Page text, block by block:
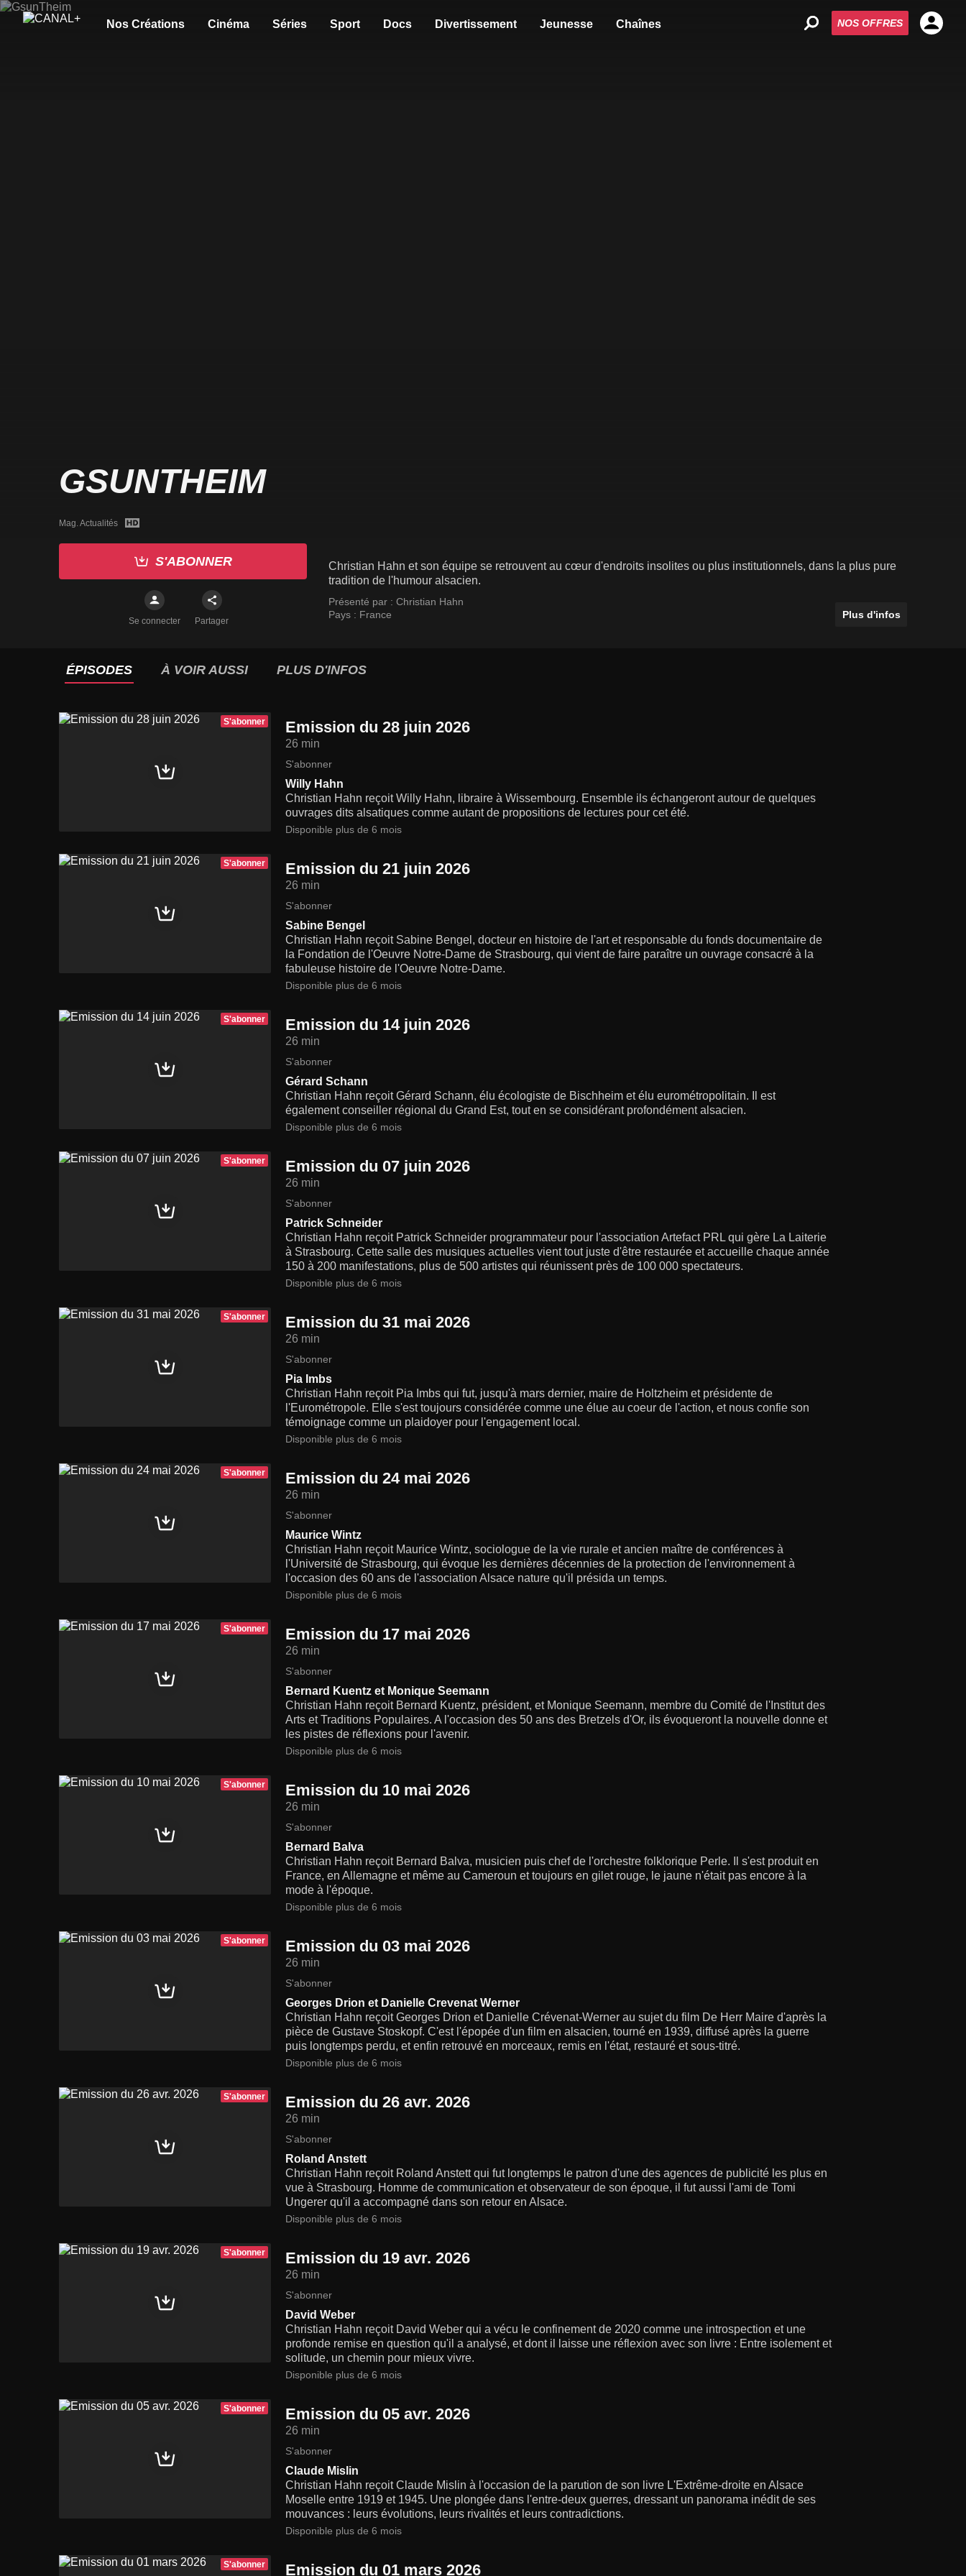
Nos Créations Cinéma Séries Sport Docs Divertissement Jeunesse Chaînes NOS OFFRES
GSUNTHEIM
Mag. Actualités
S'ABONNER
Se connecter Partager
Christian Hahn et son équipe se retrouvent au cœur d'endroits insolites ou plus institutionnels, dans la plus pure
tradition de l'humour alsacien.
Présenté par : Christian Hahn
Pays : France Plus d'infos
ÉPISODES À VOIR AUSSI PLUS D'INFOS
S'abonner Emission du 28 juin 2026
26 min
S'abonner
Willy Hahn
Christian Hahn reçoit Willy Hahn, libraire à Wissembourg. Ensemble ils échangeront autour de quelques
ouvrages dits alsatiques comme autant de propositions de lectures pour cet été.
Disponible plus de 6 mois
S'abonner Emission du 21 juin 2026
26 min
S'abonner
Sabine Bengel
Christian Hahn reçoit Sabine Bengel, docteur en histoire de l'art et responsable du fonds documentaire de
la Fondation de l'Oeuvre Notre-Dame de Strasbourg, qui vient de faire paraître un ouvrage consacré à la
fabuleuse histoire de l'Oeuvre Notre-Dame.
Disponible plus de 6 mois
S'abonner Emission du 14 juin 2026
26 min
S'abonner
Gérard Schann
Christian Hahn reçoit Gérard Schann, élu écologiste de Bischheim et élu eurométropolitain. Il est
également conseiller régional du Grand Est, tout en se considérant profondément alsacien.
Disponible plus de 6 mois
S'abonner Emission du 07 juin 2026
26 min
S'abonner
Patrick Schneider
Christian Hahn reçoit Patrick Schneider programmateur pour l'association Artefact PRL qui gère La Laiterie
à Strasbourg. Cette salle des musiques actuelles vient tout juste d'être restaurée et accueille chaque année
150 à 200 manifestations, plus de 500 artistes qui réunissent près de 100 000 spectateurs.
Disponible plus de 6 mois
S'abonner Emission du 31 mai 2026
26 min
S'abonner
Pia Imbs
Christian Hahn reçoit Pia Imbs qui fut, jusqu'à mars dernier, maire de Holtzheim et présidente de
l'Eurométropole. Elle s'est toujours considérée comme une élue au coeur de l'action, et nous confie son
témoignage comme un plaidoyer pour l'engagement local.
Disponible plus de 6 mois
S'abonner Emission du 24 mai 2026
26 min
S'abonner
Maurice Wintz
Christian Hahn reçoit Maurice Wintz, sociologue de la vie rurale et ancien maître de conférences à
l'Université de Strasbourg, qui évoque les dernières décennies de la protection de l'environnement à
l'occasion des 60 ans de l'association Alsace nature qu'il présida un temps.
Disponible plus de 6 mois
S'abonner Emission du 17 mai 2026
26 min
S'abonner
Bernard Kuentz et Monique Seemann
Christian Hahn reçoit Bernard Kuentz, président, et Monique Seemann, membre du Comité de l'Institut des
Arts et Traditions Populaires. A l'occasion des 50 ans des Bretzels d'Or, ils évoqueront la nouvelle donne et
les pistes de réflexions pour l'avenir.
Disponible plus de 6 mois
S'abonner Emission du 10 mai 2026
26 min
S'abonner
Bernard Balva
Christian Hahn reçoit Bernard Balva, musicien puis chef de l'orchestre folklorique Perle. Il s'est produit en
France, en Allemagne et même au Cameroun et toujours en gilet rouge, le jaune n'était pas encore à la
mode à l'époque.
Disponible plus de 6 mois
S'abonner Emission du 03 mai 2026
26 min
S'abonner
Georges Drion et Danielle Crevenat Werner
Christian Hahn reçoit Georges Drion et Danielle Crévenat-Werner au sujet du film De Herr Maire d'après la
pièce de Gustave Stoskopf. C'est l'épopée d'un film en alsacien, tourné en 1939, diffusé après la guerre
puis longtemps perdu, et enfin retrouvé en morceaux, remis en l'état, restauré et sous-titré.
Disponible plus de 6 mois
S'abonner Emission du 26 avr. 2026
26 min
S'abonner
Roland Anstett
Christian Hahn reçoit Roland Anstett qui fut longtemps le patron d'une des agences de publicité les plus en
vue à Strasbourg. Homme de communication et observateur de son époque, il fut aussi l'ami de Tomi
Ungerer qu'il a accompagné dans son retour en Alsace.
Disponible plus de 6 mois
S'abonner Emission du 19 avr. 2026
26 min
S'abonner
David Weber
Christian Hahn reçoit David Weber qui a vécu le confinement de 2020 comme une introspection et une
profonde remise en question qu'il a analysé, et dont il laisse une réflexion avec son livre : Entre isolement et
solitude, un chemin pour mieux vivre.
Disponible plus de 6 mois
S'abonner Emission du 05 avr. 2026
26 min
S'abonner
Claude Mislin
Christian Hahn reçoit Claude Mislin à l'occasion de la parution de son livre L'Extrême-droite en Alsace
Moselle entre 1919 et 1945. Une plongée dans l'entre-deux guerres, dressant un panorama inédit de ses
mouvances : leurs évolutions, leurs rivalités et leurs contradictions.
Disponible plus de 6 mois
S'abonner Emission du 01 mars 2026